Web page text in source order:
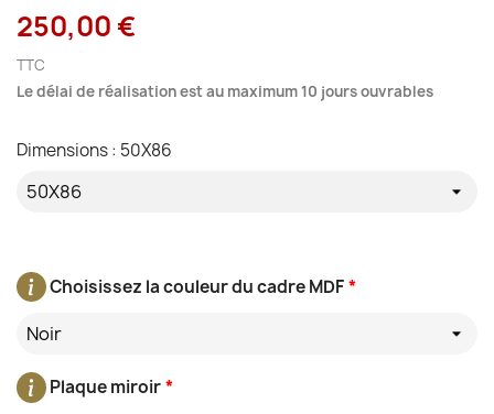
250,00 €
TTC
Le délai de réalisation est au maximum 10 jours ouvrables
*
Choisissez la couleur du cadre MDF
Noir
*
Plaque miroir
Dimensions : 50X86